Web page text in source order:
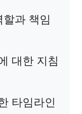
과 책임
대한 지침
타임라인